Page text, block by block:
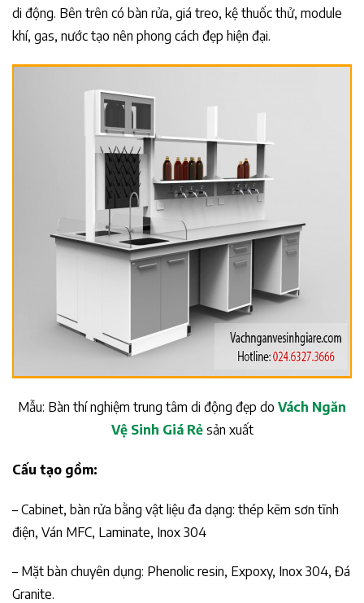
di động. Bên trên có bàn rửa, giá treo, kệ thuốc thử, module
khí, gas, nước tạo nên phong cách đẹp hiện đại.
Mẫu: Bàn thí nghiệm trung tâm di động đẹp do Vách Ngăn
Vệ Sinh Giá Rẻsản xuất
Cấu tạo gồm:
– Cabinet, bàn rửa bằng vật liệu đa dạng: thép kẽm sơn tĩnh
điện, Ván MFC, Laminate, Inox 304
– Mặt bàn chuyên dụng: Phenolic resin, Expoxy, Inox 304, Đá
Granite.